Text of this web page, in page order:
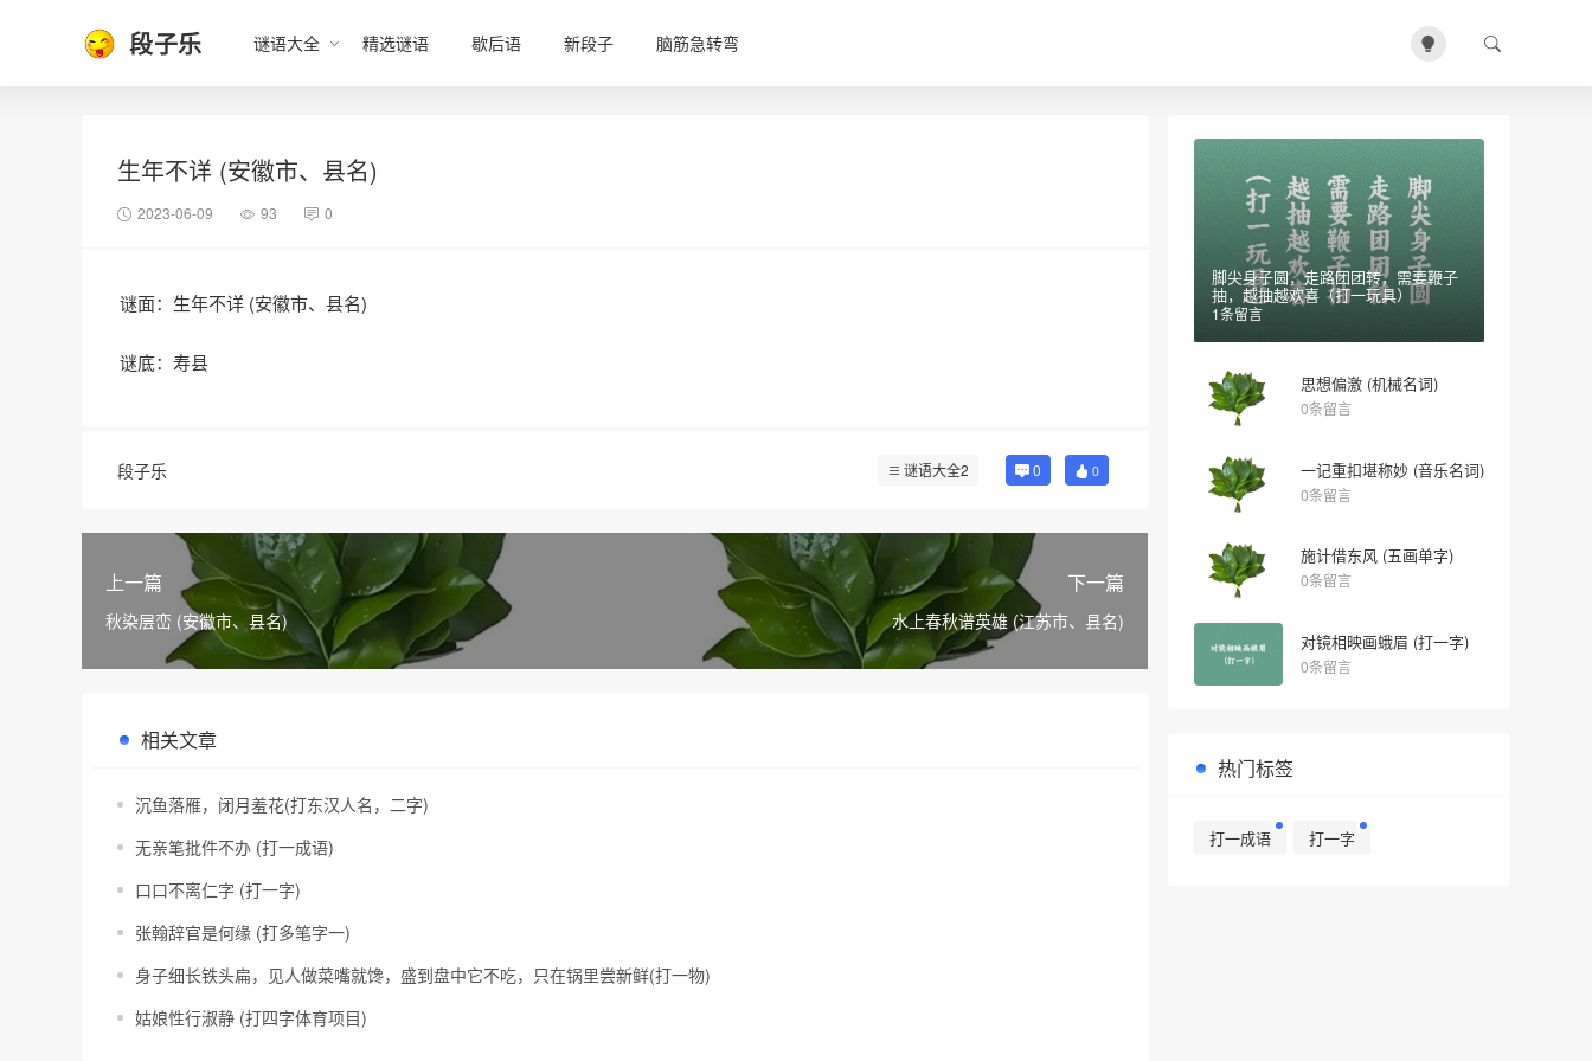
段子乐 谜语大全 精选谜语 歇后语 新段子 脑筋急转弯
生年不详 (安徽市、县名)
2023-06-09 93 0
谜面：生年不详 (安徽市、县名)
谜底：寿县
段子乐 谜语大全2 0 0
上一篇
秋染层峦 (安徽市、县名)
下一篇
水上春秋谱英雄 (江苏市、县名)
相关文章
沉鱼落雁，闭月羞花(打东汉人名，二字)
无亲笔批件不办 (打一成语)
口口不离仁字 (打一字)
张翰辞官是何缘 (打多笔字一)
身子细长铁头扁，见人做菜嘴就馋，盛到盘中它不吃，只在锅里尝新鲜(打一物)
姑娘性行淑静 (打四字体育项目)
脚尖身子圆，走路团团转，需要鞭子
抽，越抽越欢喜（打一玩具）
1条留言
思想偏激 (机械名词)
0条留言
一记重扣堪称妙 (音乐名词)
0条留言
施计借东风 (五画单字)
0条留言
对镜相映画蛾眉 (打一字)
0条留言
热门标签
打一成语 打一字